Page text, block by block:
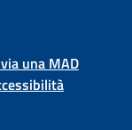
una MAD